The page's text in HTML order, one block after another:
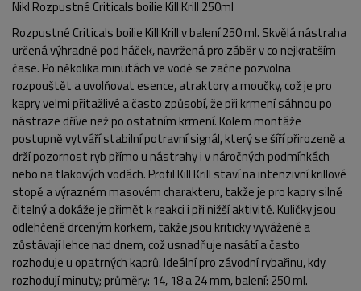
Nikl Rozpustné Criticals boilie Kill Krill 250ml
Rozpustné Criticals boilie Kill Krill v balení 250 ml. Skvělá nástraha
určená výhradně pod háček, navržená pro záběr v co nejkratším
čase. Po několika minutách ve vodě se začne pozvolna
rozpouštět a uvolňovat esence, atraktory a moučky, což je pro
kapry velmi přitažlivé a často způsobí, že při krmení sáhnou po
nástraze dříve než po ostatním krmení. Kolem montáže
postupně vytváří stabilní potravní signál, který se šíří přirozeně a
drží pozornost ryb přímo u nástrahy i v náročných podmínkách
nebo na tlakových vodách. Profil Kill Krill staví na intenzivní krillové
stopě a výrazném masovém charakteru, takže je pro kapry silně
čitelný a dokáže je přimět k reakci i při nižší aktivitě. Kuličky jsou
odlehčené drceným korkem, takže jsou kriticky vyvážené a
zůstávají lehce nad dnem, což usnadňuje nasátí a často
rozhoduje u opatrných kaprů. Ideální pro závodní rybařinu, kdy
rozhodují minuty; průměry: 14, 18 a 24 mm, balení: 250 ml.